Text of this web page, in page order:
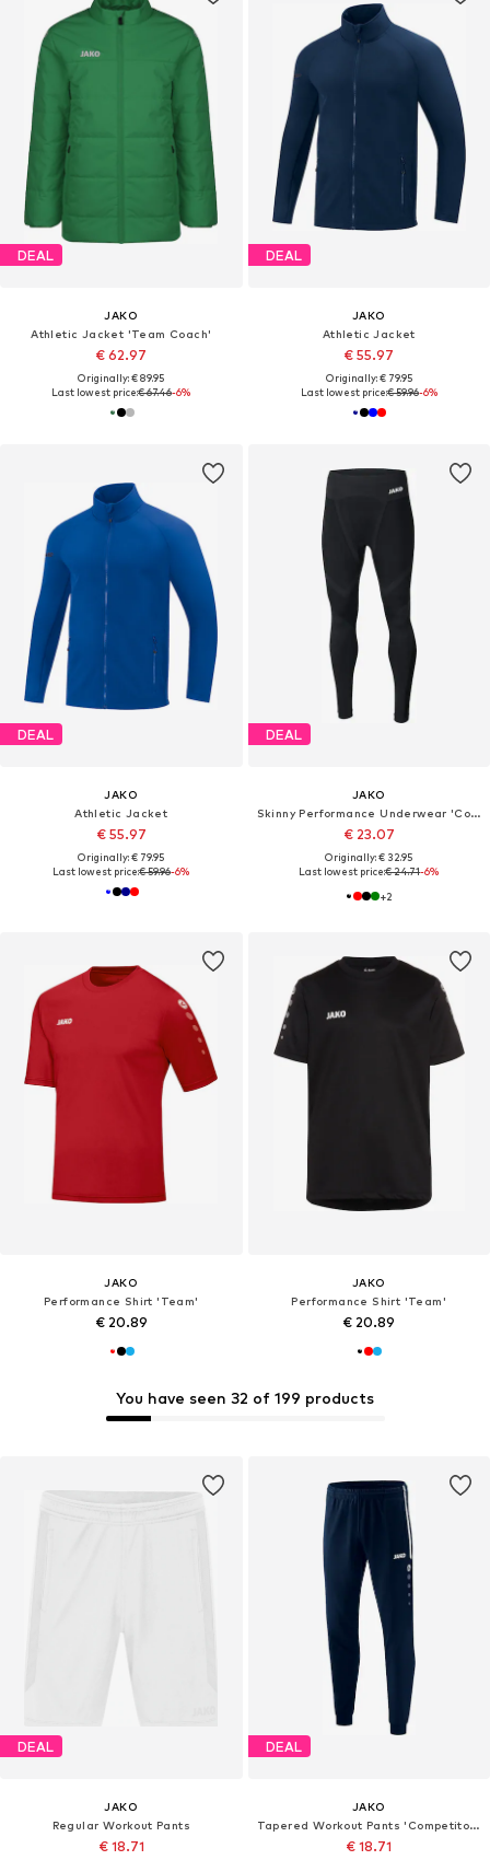
DEAL
JAKO
Athletic Jacket 'Team Coach'
€ 62.97
Originally: € 89.95
Last lowest price:€ 67.46-6%
DEAL
JAKO
Athletic Jacket
€ 55.97
Originally: € 79.95
Last lowest price:€ 59.96-6%
DEAL
JAKO
Athletic Jacket
€ 55.97
Originally: € 79.95
Last lowest price:€ 59.96-6%
DEAL
JAKO
Skinny Performance Underwear 'Comfort 2.0'
€ 23.07
Originally: € 32.95
Last lowest price:€ 24.71-6%
+2
JAKO
Performance Shirt 'Team'
€ 20.89
JAKO
Performance Shirt 'Team'
€ 20.89
DEAL
JAKO
Regular Workout Pants
€ 18.71
You have seen 32 of 199 products
DEAL
JAKO
Tapered Workout Pants 'Competiton 2.0'
€ 18.71